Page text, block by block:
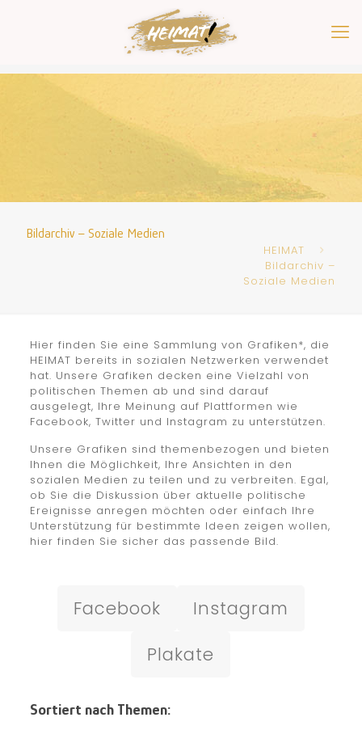
Bildarchiv – Soziale Medien
HEIMAT
Bildarchiv –
Soziale Medien
Hier finden Sie eine Sammlung von Grafiken*, die
HEIMAT bereits in sozialen Netzwerken verwendet
hat. Unsere Grafiken decken eine Vielzahl von
politischen Themen ab und sind darauf
ausgelegt, Ihre Meinung auf Plattformen wie
Facebook, Twitter und Instagram zu unterstützen.
Unsere Grafiken sind themenbezogen und bieten
Ihnen die Möglichkeit, Ihre Ansichten in den
sozialen Medien zu teilen und zu verbreiten. Egal,
ob Sie die Diskussion über aktuelle politische
Ereignisse anregen möchten oder einfach Ihre
Unterstützung für bestimmte Ideen zeigen wollen,
hier finden Sie sicher das passende Bild.
Facebook
Instagram
Plakate
Sortiert nach Themen: